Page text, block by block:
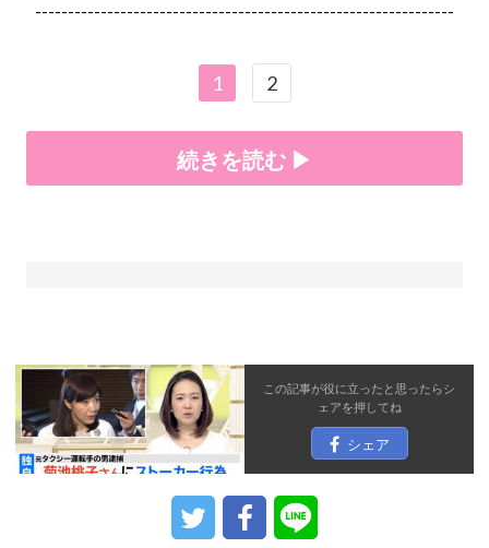
----------------------------------------------------------------
1 2
続きを読む ▶
この記事が役に立ったと思ったらシ
ェアを押してね
シェア